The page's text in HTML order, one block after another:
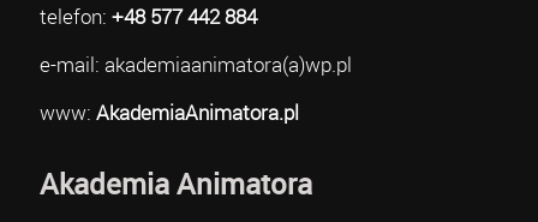
telefon: +48 577 442 884
e-mail: akademiaanimatora(a)wp.pl
www: AkademiaAnimatora.pl
Akademia Animatora